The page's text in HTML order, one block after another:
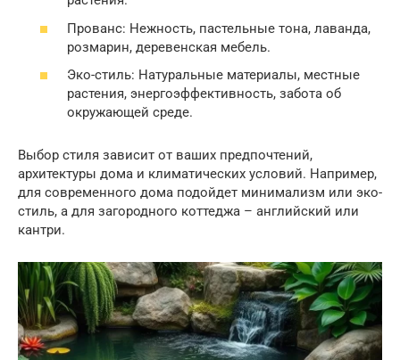
Прованс: Нежность, пастельные тона, лаванда,
розмарин, деревенская мебель.
Эко-стиль: Натуральные материалы, местные
растения, энергоэффективность, забота об
окружающей среде.
Выбор стиля зависит от ваших предпочтений,
архитектуры дома и климатических условий. Например,
для современного дома подойдет минимализм или эко-
стиль, а для загородного коттеджа – английский или
кантри.